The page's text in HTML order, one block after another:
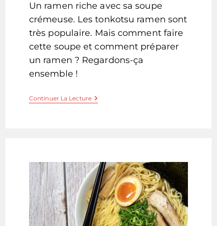
publication :
Un ramen riche avec sa soupe
crémeuse. Les tonkotsu ramen sont
très populaire. Mais comment faire
cette soupe et comment préparer
un ramen ? Regardons-ça
ensemble !
Continuer La LectureTonkotsu
Ramen
ン